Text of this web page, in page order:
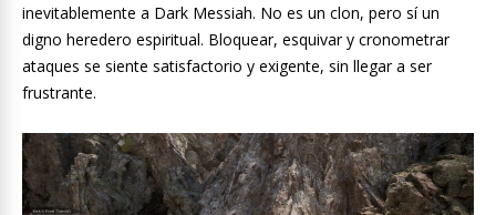
inevitablemente a Dark Messiah. No es un clon, pero sí un
digno heredero espiritual. Bloquear, esquivar y cronometrar
ataques se siente satisfactorio y exigente, sin llegar a ser
frustrante.